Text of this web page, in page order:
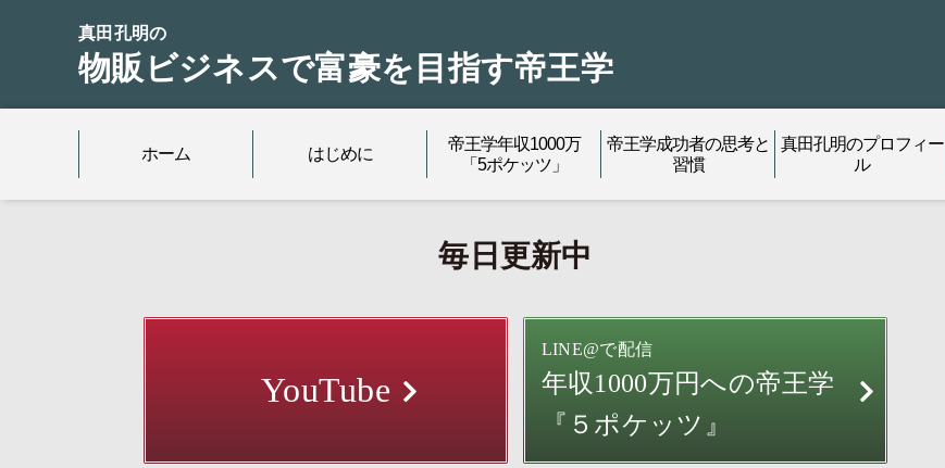
真田孔明の
物販ビジネスで富豪を目指す帝王学
ホーム はじめに
帝王学年収1000万
「5ポケッツ」
帝王学成功者の思考と
習慣
真田孔明のプロフィー
ル
毎日更新中
YouTube
LINE@で配信
年収1000万円への帝王学
『５ポケッツ』